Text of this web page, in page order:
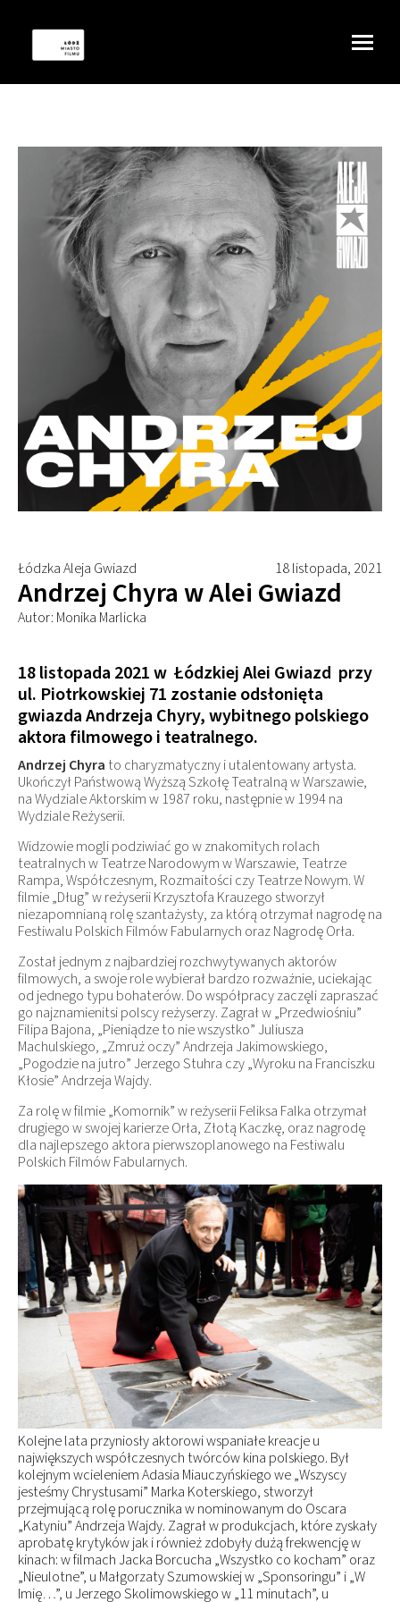
Łódzka Aleja Gwiazd 18 listopada, 2021
Andrzej Chyra w Alei Gwiazd
Autor: Monika Marlicka
18 listopada 2021w Łódzkiej Alei Gwiazd przy
ul. Piotrkowskiej 71 zostanie odsłonięta
gwiazda Andrzeja Chyry, wybitnego polskiego
aktora filmowego i teatralnego.
Andrzej Chyra to charyzmatyczny i utalentowany artysta.
Ukończył Państwową Wyższą Szkołę Teatralną w Warszawie,
na Wydziale Aktorskim w 1987 roku, następnie w 1994 na
Wydziale Reżyserii.
Widzowie mogli podziwiać go w znakomitych rolach
teatralnych w Teatrze Narodowym w Warszawie, Teatrze
Rampa, Współczesnym, Rozmaitości czy Teatrze Nowym. W
filmie „Dług” w reżyserii Krzysztofa Krauzego stworzył
niezapomnianą rolę szantażysty, za którą otrzymał nagrodę na
Festiwalu Polskich Filmów Fabularnych oraz Nagrodę Orła.
Został jednym z najbardziej rozchwytywanych aktorów
filmowych, a swoje role wybierał bardzo rozważnie, uciekając
od jednego typu bohaterów. Do współpracy zaczęli zapraszać
go najznamienitsi polscy reżyserzy. Zagrał w „Przedwiośniu”
Filipa Bajona, „Pieniądze to nie wszystko” Juliusza
Machulskiego, „Zmruż oczy” Andrzeja Jakimowskiego,
„Pogodzie na jutro” Jerzego Stuhra czy „Wyroku na Franciszku
Kłosie” Andrzeja Wajdy.
Za rolę w filmie „Komornik” w reżyserii Feliksa Falka otrzymał
drugiego w swojej karierze Orła, Złotą Kaczkę, oraz nagrodę
dla najlepszego aktora pierwszoplanowego na Festiwalu
Polskich Filmów Fabularnych.
Kolejne lata przyniosły aktorowi wspaniałe kreacje u
największych współczesnych twórców kina polskiego. Był
kolejnym wcieleniem Adasia Miauczyńskiego we „Wszyscy
jesteśmy Chrystusami” Marka Koterskiego, stworzył
przejmującą rolę porucznika w nominowanym do Oscara
„Katyniu” Andrzeja Wajdy. Zagrał w produkcjach, które zyskały
aprobatę krytyków jak i również zdobyły dużą frekwencję w
kinach: w filmach Jacka Borcucha „Wszystko co kocham” oraz
„Nieulotne”, u Małgorzaty Szumowskiej w „Sponsoringu” i „W
Imię…”, u Jerzego Skolimowskiego w „11 minutach”, u